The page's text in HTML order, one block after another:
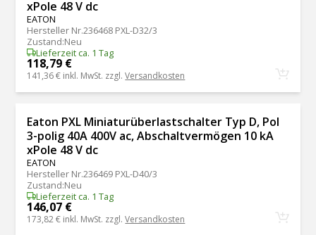
xPole 48 V dc
EATON
Hersteller Nr.236468 PXL-D32/3
Zustand:Neu
Lieferzeit ca. 1 Tag
118,79 €
141,36 € inkl. MwSt. zzgl.Versandkosten
Eaton PXL Miniaturüberlastschalter Typ D, Pol
3-polig 40A 400V ac, Abschaltvermögen 10 kA
xPole 48 V dc
EATON
Hersteller Nr.236469 PXL-D40/3
Zustand:Neu
Lieferzeit ca. 1 Tag
146,07 €
173,82 € inkl. MwSt. zzgl.Versandkosten